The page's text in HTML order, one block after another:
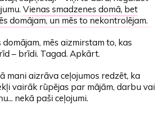
Vienas smadzenes domā, bet
domājam, un mēs to nekontrolējam.
domājam, mēs aizmirstam to, kas
– brīdi. Tagad. Apkārt.
mani aizrāva ceļojumos redzēt, ka
vairāk rūpējas par mājām, darbu vai
nekā paši ceļojumi.